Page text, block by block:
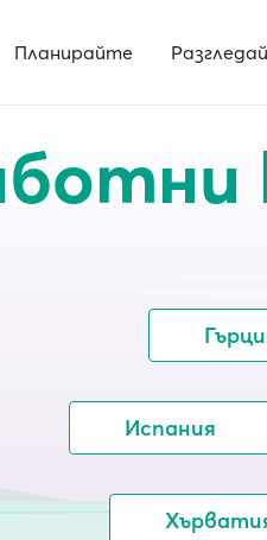
Планирайте
Испания